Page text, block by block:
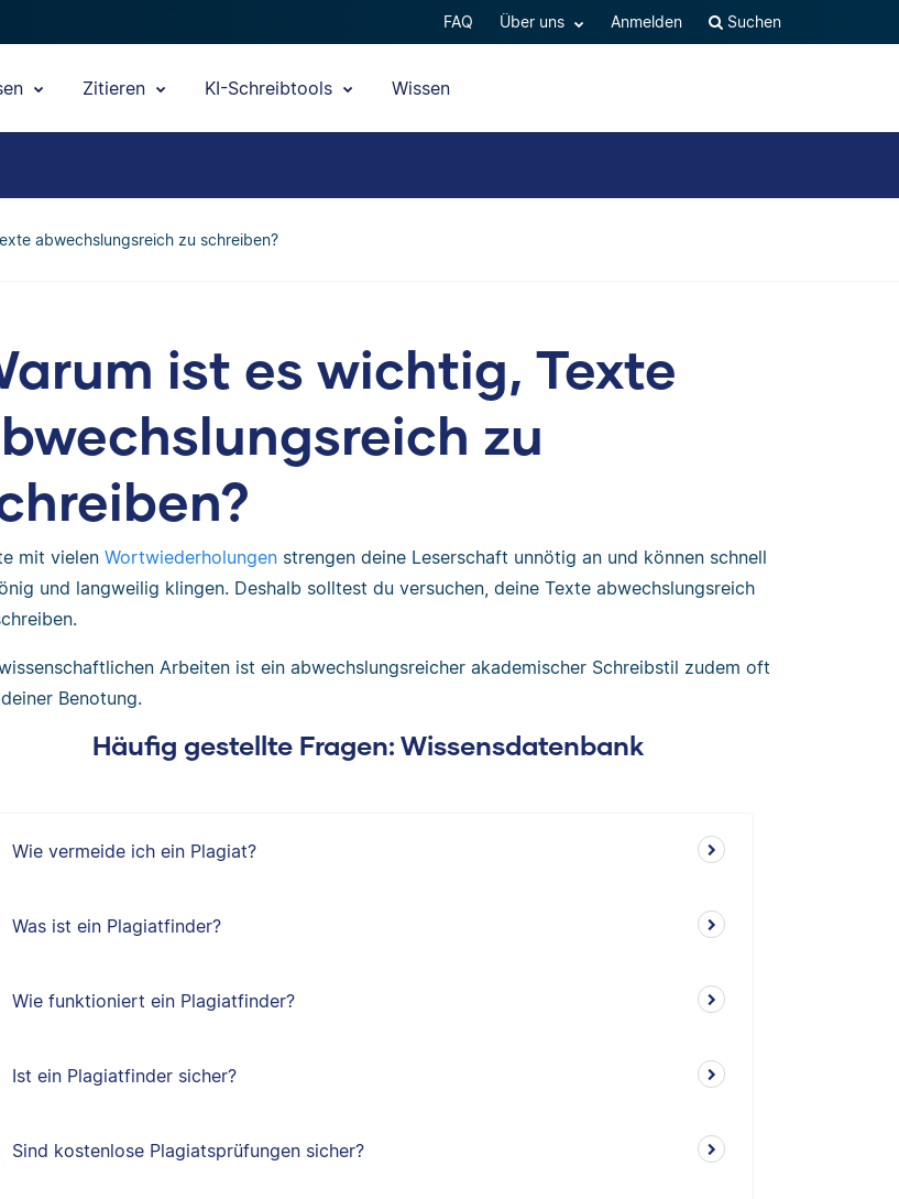
FAQ Über uns Anmelden Suchen
Zitieren KI-Schreibtools Wissen
abwechslungsreich zu schreiben?
ist es wichtig, Texte
zu
mit vielen Wortwiederholungenstrengen deine Leserschaft unnötig an und können schnell
und langweilig klingen. Deshalb solltest du versuchen, deine Texte abwechslungsreich
Arbeiten ist ein abwechslungsreicher akademischer Schreibstil zudem oft
Benotung.
Häufig gestellte Fragen: Wissensdatenbank
Wie vermeide ich ein Plagiat?
Was ist ein Plagiatfinder?
Wie funktioniert ein Plagiatfinder?
Ist ein Plagiatfinder sicher?
Sind kostenlose Plagiatsprüfungen sicher?